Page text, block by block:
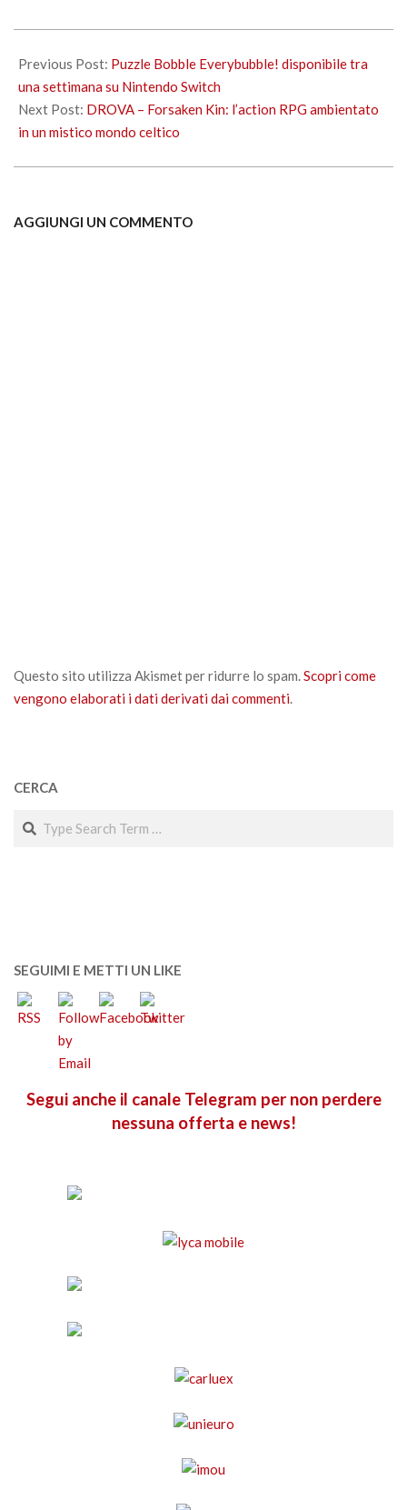
05-
23
Previous Post: Puzzle Bobble Everybubble! disponibile tra
una settimana su Nintendo Switch
Next Post: DROVA – Forsaken Kin: l’action RPG ambientato
in un mistico mondo celtico
AGGIUNGI UN COMMENTO
Questo sito utilizza Akismet per ridurre lo spam.Scopri come
vengono elaborati i dati derivati dai commenti.
CERCA
Search
SEGUIMI E METTI UN LIKE
Segui anche il canale Telegram per non perdere
nessuna offerta e news!